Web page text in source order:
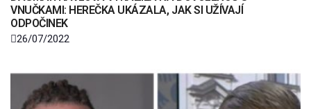
VNUČKAMI: HEREČKA UKÁZALA, JAK SI UŽÍVAJÍ
ODPOČINEK
26/07/2022